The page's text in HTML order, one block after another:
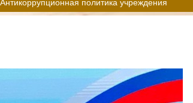
Антикоррупционная политика учреждения